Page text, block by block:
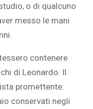
o di qualcuno
messo le mani
contenere
di Leonardo. Il
promettente:
conservati negli